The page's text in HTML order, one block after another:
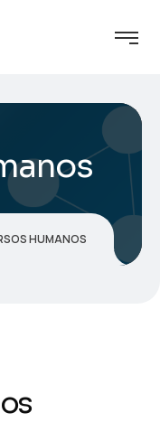
HUMANOS